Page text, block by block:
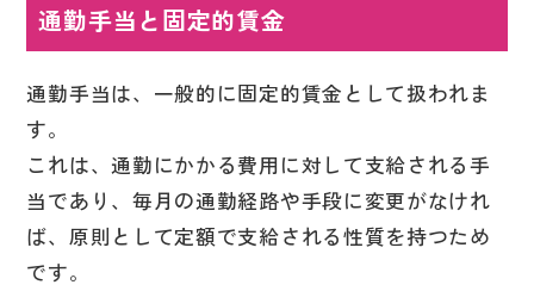
通勤手当と固定的賃金
通勤手当は、一般的に固定的賃金として扱われま
す。
これは、通勤にかかる費用に対して支給される手
当であり、毎月の通勤経路や手段に変更がなけれ
ば、原則として定額で支給される性質を持つため
です。